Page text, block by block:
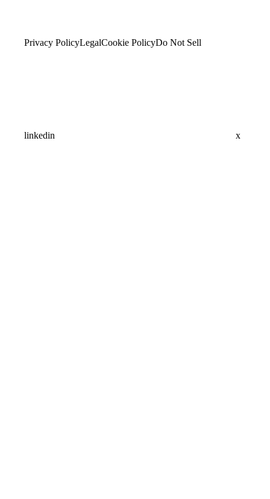
Privacy PolicyLegalCookie PolicyDo Not Sell
linkedin x